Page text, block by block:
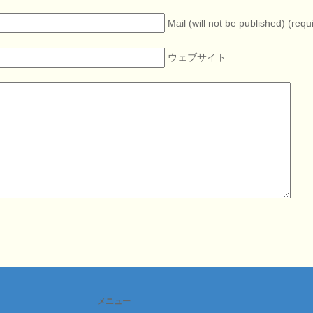
Mail (will not be published)
ウェブサイト
メニュー